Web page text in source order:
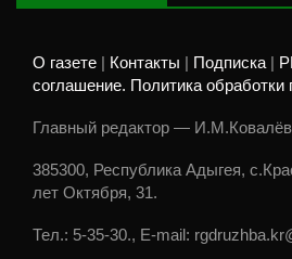
О газете Контакты Подписка
соглашение. Политика
Главный редактор —
385300, Республика Адыгея,
лет Октября, 31.
Тел.: 5-35-30., E-mail: